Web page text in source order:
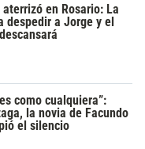
en Rosario: La
despedir a Jorge y el
como cualquiera”:
la novia de Facundo
el silencio